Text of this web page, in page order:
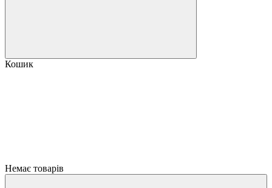
Кошик
Немає товарів